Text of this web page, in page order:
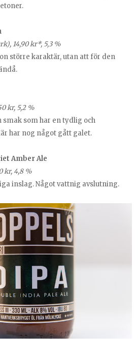
14,90 kr*, 5,3 %
större karaktär, utan att för den
kr, 5,2 %
som har en tydlig och
har nog något gått galet.
Amber Ale
kr, 4,8 %
inslag. Något vattnig avslutning.